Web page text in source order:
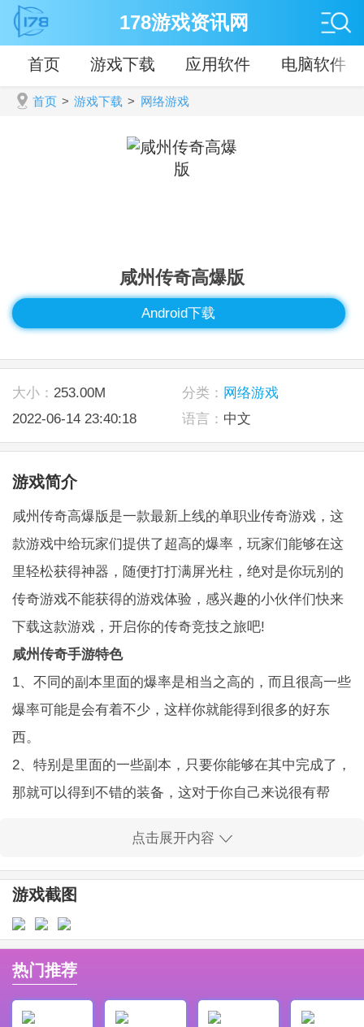
178游戏资讯网
首页 游戏下载 应用软件 电脑软件
首页 > 游戏下载 > 网络游戏
咸州传奇高爆版
Android下载
大小： 253.00M 分类： 网络游戏
2022-06-14 23:40:18
语言： 中文
游戏简介
咸州传奇高爆版是一款最新上线的单职业传奇游戏，这
款游戏中给玩家们提供了超高的爆率，玩家们能够在这
里轻松获得神器，随便打打满屏光柱，绝对是你玩别的
传奇游戏不能获得的游戏体验，感兴趣的小伙伴们快来
下载这款游戏，开启你的传奇竞技之旅吧!
咸州传奇手游特色
1、不同的副本里面的爆率是相当之高的，而且很高一些
爆率可能是会有着不少，这样你就能得到很多的好东
西。
2、特别是里面的一些副本，只要你能够在其中完成了，
那就可以得到不错的装备，这对于你自己来说很有帮
3、目前的一次次战斗，对于你自己来说可能有着不少的
趣味性，甚至是大家一起来玩，那都是可以的哦。
咸州传奇高爆版优势
这款游戏的爆率超高，达到了百倍的爆率，在游戏中能
够非常轻松的获得很多的好东西。
还有很多的福利，对于新手来说非常不错，轻松上手，
并且游戏中没有任何骗氪的内容。
点击展开内容
游戏截图
热门推荐